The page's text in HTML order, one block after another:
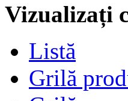
Vizualizați
Listă
Grilă